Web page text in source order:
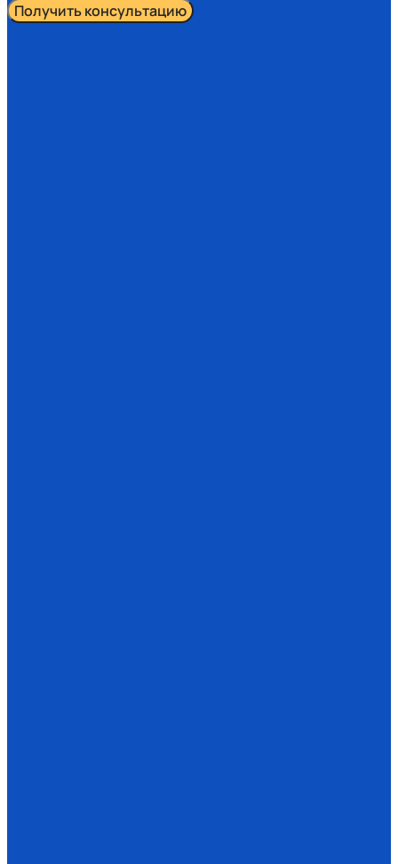
Получить консультацию